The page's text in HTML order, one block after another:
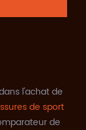
l'achat de
de sport
de